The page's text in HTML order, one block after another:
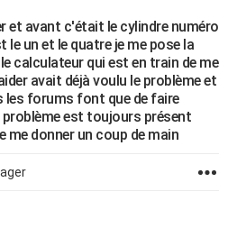
et avant c'était le cylindre numéro
un et le quatre je me pose la
calculateur qui est en train de me
avait déjà voulu le problème et
les forums font que de faire
problème est toujours présent
me donner un coup de main